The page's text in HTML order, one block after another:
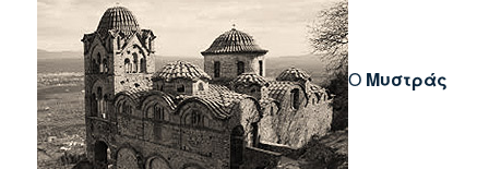
Ο Μυστράς